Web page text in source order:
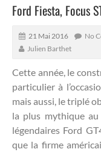
Ford Fiesta, Focus
21 Mai 2016 No
Julien Barthet
Cette année, le
particulier à
mais aussi, le triplé
la plus mythique
légendaires Ford
que la firme